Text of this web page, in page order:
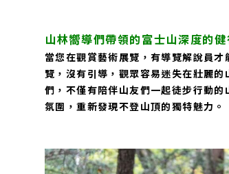
山林嚮導們帶領的富士山深度的
當您在觀賞藝術展覽，有導覽解說員
覽，沒有引導，觀眾容易迷失在壯麗
們，不僅有陪伴山友們一起徒步行動
氛圍，重新發現不登山頂的獨特魅力。